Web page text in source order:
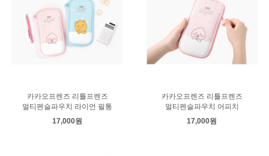
카카오프렌즈 리틀프렌즈
멀티펜슬파우치 라이언 필통
17,000원
카카오프렌즈 리틀프렌즈
멀티펜슬파우치 어피치
17,000원